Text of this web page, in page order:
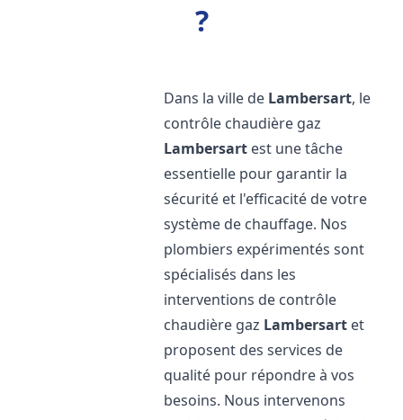
?
Dans la ville de Lambersart, le
contrôle chaudière gaz
Lambersart est une tâche
essentielle pour garantir la
sécurité et l'efficacité de votre
système de chauffage. Nos
plombiers expérimentés sont
spécialisés dans les
interventions de contrôle
chaudière gaz Lambersart et
proposent des services de
qualité pour répondre à vos
besoins. Nous intervenons